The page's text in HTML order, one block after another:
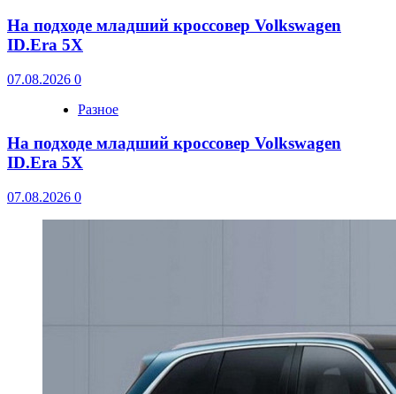
На подходе младший кроссовер Volkswagen
ID.Era 5X
07.08.2026 0
Разное
На подходе младший кроссовер Volkswagen
ID.Era 5X
07.08.2026 0